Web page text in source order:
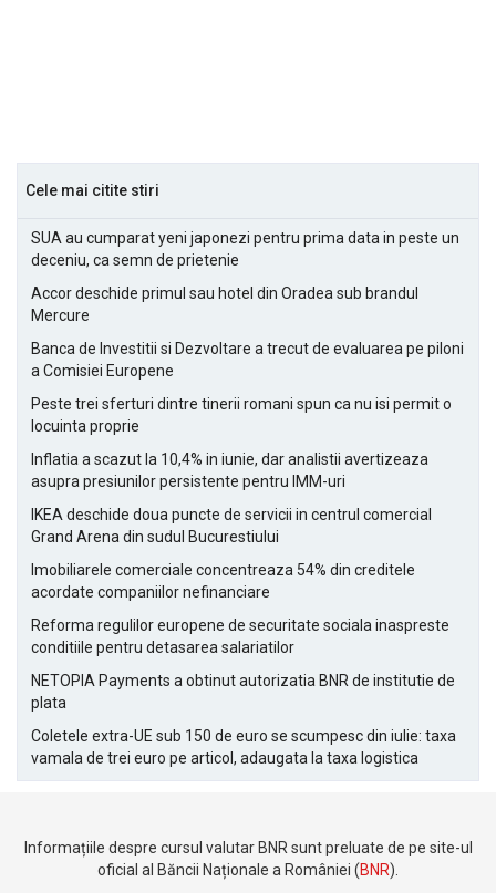
Cele mai citite stiri
SUA au cumparat yeni japonezi pentru prima data in peste un
deceniu, ca semn de prietenie
Accor deschide primul sau hotel din Oradea sub brandul
Mercure
Banca de Investitii si Dezvoltare a trecut de evaluarea pe piloni
a Comisiei Europene
Peste trei sferturi dintre tinerii romani spun ca nu isi permit o
locuinta proprie
Inflatia a scazut la 10,4% in iunie, dar analistii avertizeaza
asupra presiunilor persistente pentru IMM-uri
IKEA deschide doua puncte de servicii in centrul comercial
Grand Arena din sudul Bucurestiului
Imobiliarele comerciale concentreaza 54% din creditele
acordate companiilor nefinanciare
Reforma regulilor europene de securitate sociala inaspreste
conditiile pentru detasarea salariatilor
NETOPIA Payments a obtinut autorizatia BNR de institutie de
plata
Coletele extra-UE sub 150 de euro se scumpesc din iulie: taxa
vamala de trei euro pe articol, adaugata la taxa logistica
Informațiile despre cursul valutar BNR sunt preluate de pe site-ul
oficial al Băncii Naționale a României (BNR).